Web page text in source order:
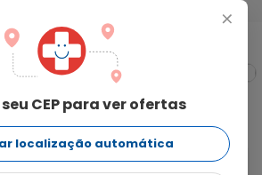
+
CEP para ver ofertas
localização automática
Monitores Aparelhos para Saúde e
Confira Pratic 1 Unidade